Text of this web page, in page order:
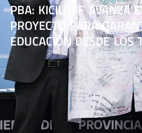
PBA: KICILOFF AVANZA
PROYECTO PARA
EDUCACIÓN DESDE LOS